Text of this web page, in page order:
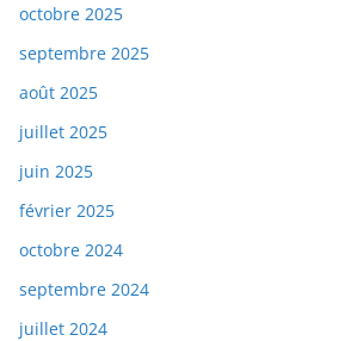
octobre 2025
septembre 2025
août 2025
juillet 2025
juin 2025
février 2025
octobre 2024
septembre 2024
juillet 2024